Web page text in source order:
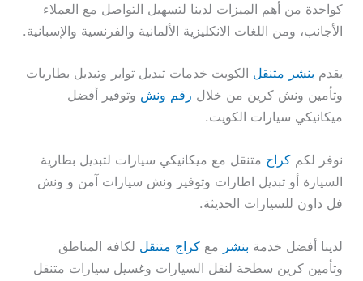
كواحدة من أهم الميزات لدينا لتسهيل التواصل مع العملاء
الأجانب، ومن اللغات الانكليزية الألمانية والفرنسية والإسبانية.
يقدم بنشر متنقل الكويت خدمات تبديل تواير وتبديل بطاريات
وتأمين ونش كرين من خلال رقم ونش وتوفير أفضل
ميكانيكي سيارات الكويت.
نوفر لكمكراج متنقل مع ميكانيكي سيارات لتبديل بطارية
السيارة أو تبديل اطارات وتوفير ونش سيارات آمن و ونش
فل داون للسيارات الحديثة.
لدينا أفضل خدمة بنشر معكراج متنقل لكافة المناطق
وتأمين كرين سطحة لنقل السيارات وغسيل سيارات متنقل